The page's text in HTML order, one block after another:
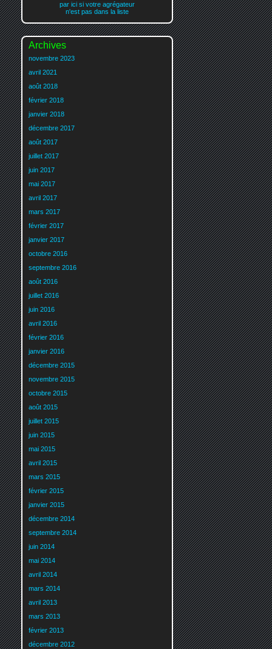
par ici si votre agrégateur
n'est pas dans la liste
Archives
novembre 2023
avril 2021
août 2018
février 2018
janvier 2018
décembre 2017
août 2017
juillet 2017
juin 2017
mai 2017
avril 2017
mars 2017
février 2017
janvier 2017
octobre 2016
septembre 2016
août 2016
juillet 2016
juin 2016
avril 2016
février 2016
janvier 2016
décembre 2015
novembre 2015
octobre 2015
août 2015
juillet 2015
juin 2015
mai 2015
avril 2015
mars 2015
février 2015
janvier 2015
décembre 2014
septembre 2014
juin 2014
mai 2014
avril 2014
mars 2014
avril 2013
mars 2013
février 2013
décembre 2012